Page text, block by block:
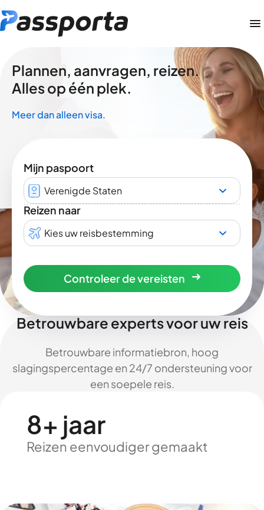
Plannen, aanvragen, reizen.
Alles op één plek.
Meer dan alleen visa.
Mijn paspoort
Verenigde Staten
Reizen naar
Kies uw reisbestemming
Controleer de vereisten
Betrouwbare experts voor uw reis
Betrouwbare informatiebron, hoog
slagingspercentage en 24/7 ondersteuning voor
een soepele reis.
8+ jaar
Reizen eenvoudiger gemaakt